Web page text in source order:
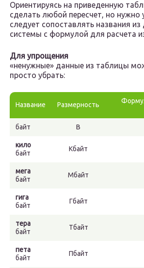
Ориентируясь на приведенную
сделать любой пересчет, но нужно
следует сопоставлять названия из
системы с формулой для расчета
Для упрощения
«ненужные» данные из таблицы
просто убрать:
Название Размерность
байт В
кило
байт
Кбайт
мега
байт
Мбайт
гига
байт
Гбайт
тера
байт
Тбайт
пета
байт
Пбайт